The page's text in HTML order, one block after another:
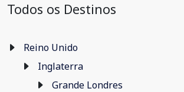
Todos os Destinos
Reino Unido
Inglaterra
Grande Londres